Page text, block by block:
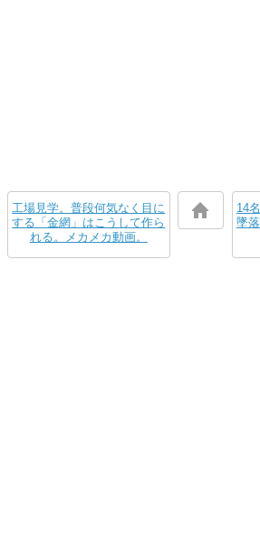
工場見学。普段何気なく目に
する「金網」はこうして作ら
れる。メカメカ動画。
14
墜